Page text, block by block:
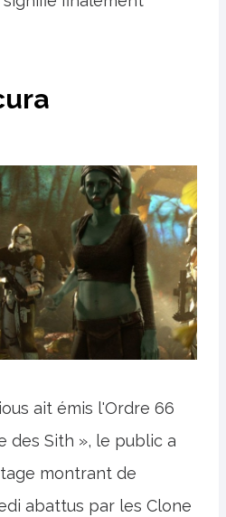
ait émis l'Ordre 66
des Sith », le public a
montrant de
abattus par les Clone